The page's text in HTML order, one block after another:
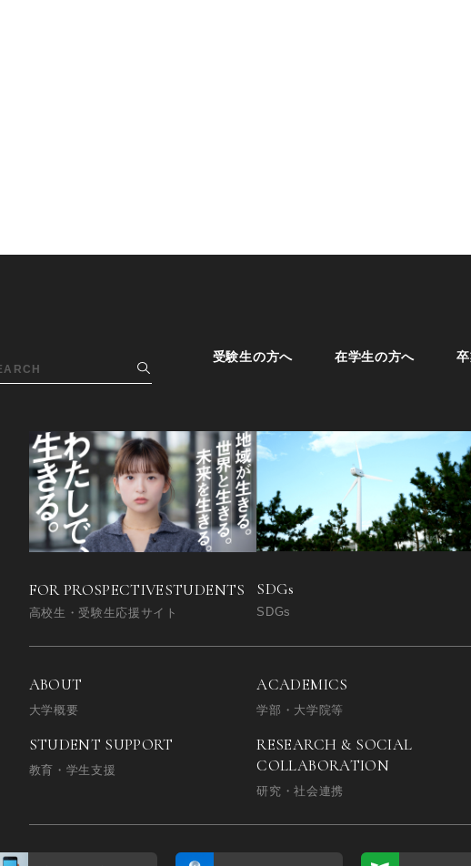
受験生の方へ 在学生の方へ
FOR PROSPECTIVESTUDENTS
高校生・受験生応援サイト
SDGs
SDGs
ABOUT
大学概要
ACADEMICS
学部・大学院等
STUDENT SUPPORT
教育・学生支援
RESEARCH & SOCIAL
COLLABORATION
研究・社会連携